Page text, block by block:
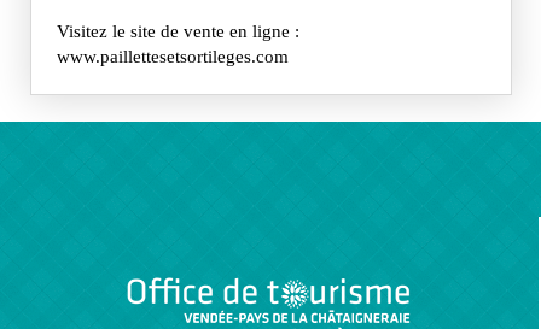
Visitez le site de vente en ligne :
www.paillettesetsortileges.com